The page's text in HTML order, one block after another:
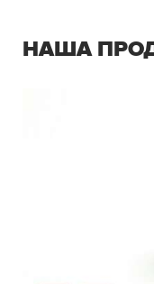
НАША